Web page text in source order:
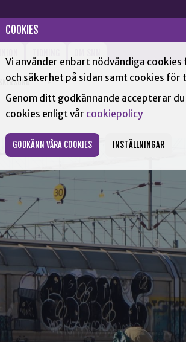
COOKIES
Vi använder enbart nödvändiga
och säkerhet på sidan samt cookies
Genom ditt godkännande accepterar
cookies enligt vår cookiepolicy
GODKÄNN VÅRA COOKIES INSTÄLLNINGAR
ASKERSUND +